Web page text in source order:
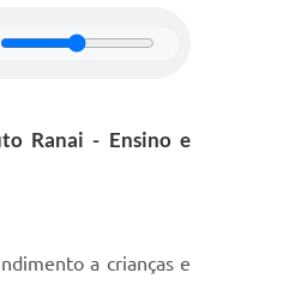
Ranai - Ensino e
a crianças e